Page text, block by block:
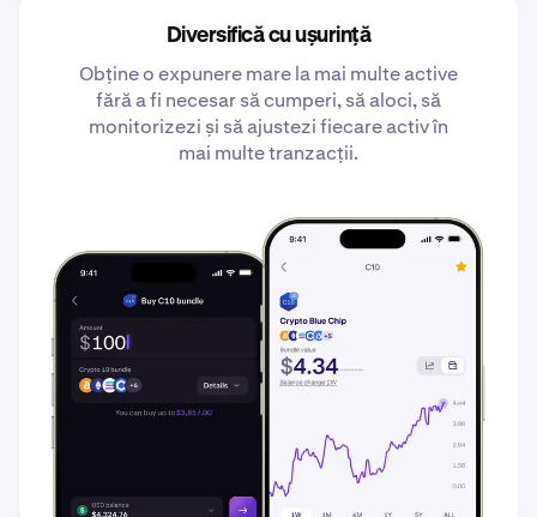
Diversifică cu ușurință
Obține o expunere mare la mai multe active
fără a fi necesar să cumperi, să aloci, să
monitorizezi și să ajustezi fiecare activ în
mai multe tranzacții.